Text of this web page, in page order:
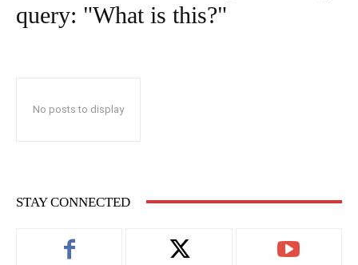
query: "What is this?"
No posts to display
STAY CONNECTED